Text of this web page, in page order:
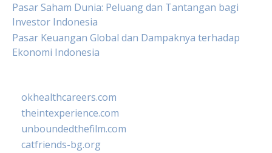
Pasar Saham Dunia: Peluang dan Tantangan bagi
Investor Indonesia
Pasar Keuangan Global dan Dampaknya terhadap
Ekonomi Indonesia
okhealthcareers.com
theintexperience.com
unboundedthefilm.com
catfriends-bg.org